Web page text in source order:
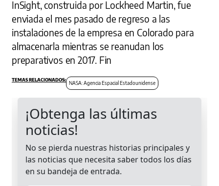
InSight, construida por Lockheed Martin, fue
enviada el mes pasado de regreso a las
instalaciones de la empresa en Colorado para
almacenarla mientras se reanudan los
preparativos en 2017. Fin
NASA: Agencia Espacial Estadounidense